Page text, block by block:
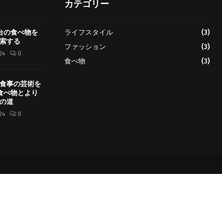
の食べ物を
する
0
事の芸術を
べ物とより
道
0
カテゴリー
ライフスタイル
(3)
ファッション
(3)
食べ物
(3)